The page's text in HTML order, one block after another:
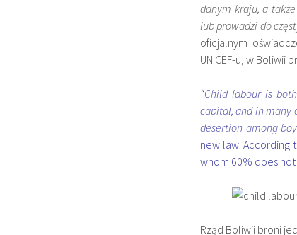
danym kraju, a
lub prowadzi do
oficjalnym
UNICEF-u, w Boliwii
“Child labour is
capital, and in many
desertion among
new law. According
whom 60% does
Rząd Boliwii broni